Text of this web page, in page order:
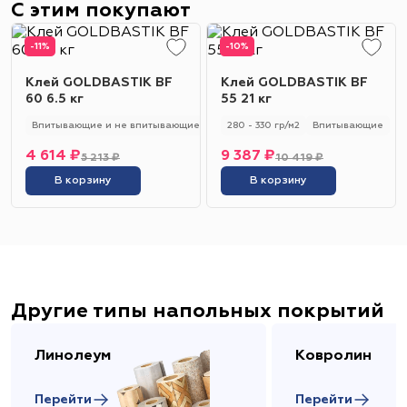
С этим покупают
-11%
Клей GOLDBASTIK BF
60 6.5 кг
Впитывающие и не впитывающие 250 - 280 гр/м2 Универсальный
5 213 ₽
4 614 ₽
В корзину
-10%
Клей GOLDBASTIK BF
55 21 кг
280 - 330 гр/м2 Впитывающие
10 419 ₽
9 387 ₽
В корзину
Другие типы напольных покрытий
Линолеум
Перейти
Ковролин
Перейти